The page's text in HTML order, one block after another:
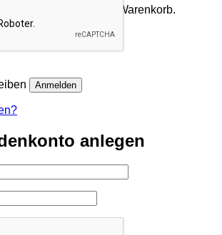
sich keine Produkte im Warenkorb.
Anmelden
anlegen